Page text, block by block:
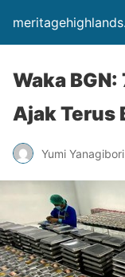
Waka
Ajak Terus
Yumi Yanagibori